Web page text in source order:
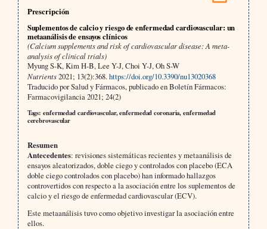
Prescripción
Suplementos de calcio y riesgo de enfermedad cardiovascular: un
metaanálisis de ensayos clínicos
(Calcium supplements and risk of cardiovascular disease: A meta-
analysis of clinical trials)
Myung S-K, Kim H-B, Lee Y-J, Choi Y-J, Oh S-W
Nutrients2021; 13(2):368.https://doi.org/10.3390/nu13020368
Traducido por Salud y Fármacos, publicado en Boletín Fármacos:
Farmacovigilancia 2021; 24(2)
Tags: enfermedad cardiovascular, enfermedad coronaria, enfermedad
cerebrovascular
Resumen
Antecedentes: revisiones sistemáticas recientes y metaanálisis de
ensayos aleatorizados, doble ciego y controlados con placebo (ECA
doble ciego controlados con placebo) han informado hallazgos
controvertidos con respecto a la asociación entre los suplementos de
calcio y el riesgo de enfermedad cardiovascular (ECV).
Este metaanálisis tuvo como objetivo investigar la asociación entre
ellos.